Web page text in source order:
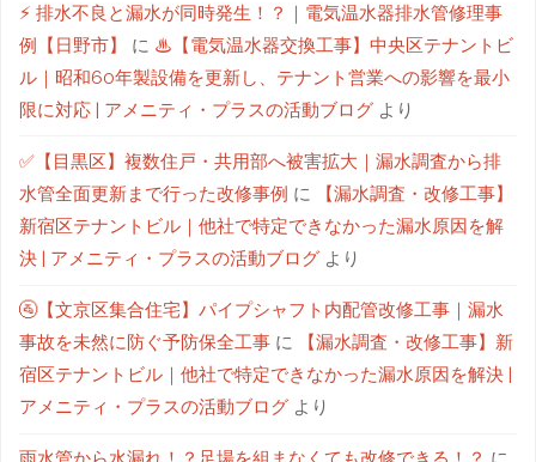
⚡ 排水不良と漏水が同時発生！？｜電気温水器排水管修理事
例【日野市】
に ♨【電気温水器交換工事】中央区テナントビ
ル｜昭和60年製設備を更新し、テナント営業への影響を最小
限に対応 | アメニティ・プラスの活動ブログ より
✅【目黒区】複数住戸・共用部へ被害拡大｜漏水調査から排
水管全面更新まで行った改修事例 に
【漏水調査・改修工事】
新宿区テナントビル｜他社で特定できなかった漏水原因を解
決 | アメニティ・プラスの活動ブログ より
🚰【文京区集合住宅】パイプシャフト内配管改修工事｜漏水
事故を未然に防ぐ予防保全工事 に
【漏水調査・改修工事】新
宿区テナントビル｜他社で特定できなかった漏水原因を解決 |
アメニティ・プラスの活動ブログ より